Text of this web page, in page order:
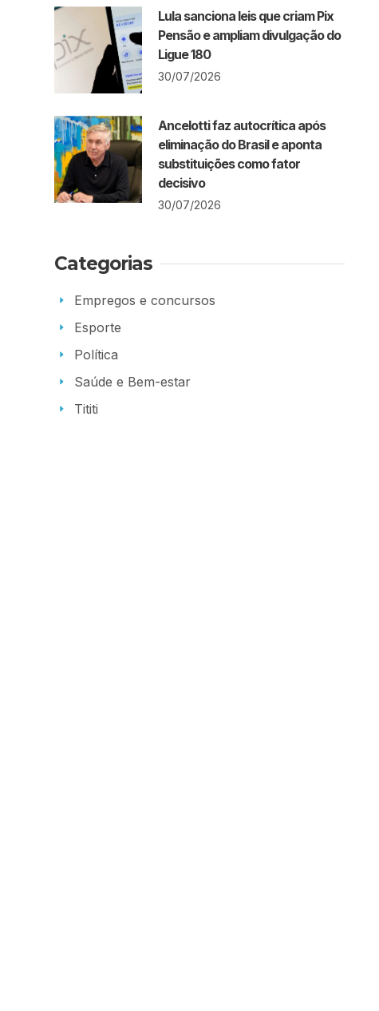
Lula sanciona leis que criam Pix
Pensão e ampliam divulgação do
Ligue 180
30/07/2026
Ancelotti faz autocrítica após
eliminação do Brasil e aponta
substituições como fator
decisivo
30/07/2026
Categorias
Empregos e concursos
Esporte
Política
Saúde e Bem-estar
Tititi